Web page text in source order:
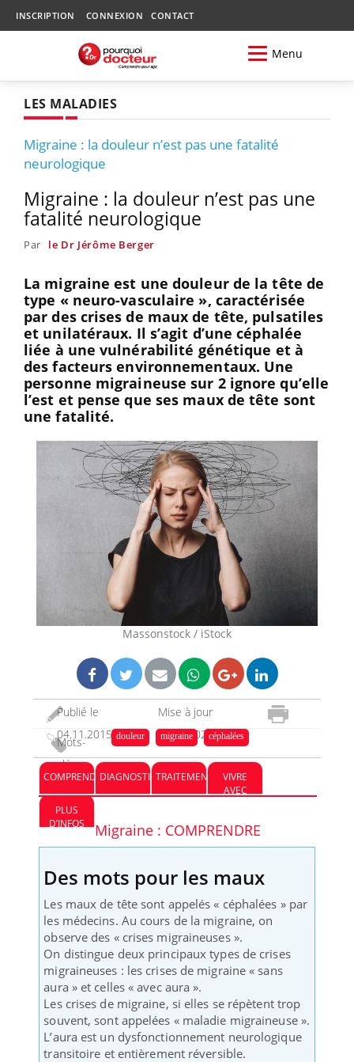
INSCRIPTION CONNEXION CONTACT
Menu
LES MALADIES
Migraine : la douleur n’est pas une fatalité
neurologique
Migraine : la douleur n’est pas une
fatalité neurologique
Par le Dr Jérôme Berger
La migraine est une douleur de la tête de
type « neuro-vasculaire », caractérisée
par des crises de maux de tête, pulsatiles
et unilatéraux. Il s’agit d’une céphalée
liée à une vulnérabilité génétique et à
des facteurs environnementaux. Une
personne migraineuse sur 2 ignore qu’elle
l’est et pense que ses maux de tête sont
une fatalité.
Massonstock / iStock
Publié le
04.11.2015
Mise à jour
03.03.2023
Mots-
clés :
douleur migraine céphalées
COMPRENDREDIAGNOSTICTRAITEMENT
VIVRE
AVEC
PLUS
D’INFOS
Migraine : COMPRENDRE
Des mots pour les maux
Les maux de tête sont appelés « céphalées » par
les médecins. Au cours de la migraine, on
observe des « crises migraineuses ».
On distingue deux principaux types de crises
migraineuses : les crises de migraine « sans
aura » et celles « avec aura ».
Les crises de migraine, si elles se répètent trop
souvent, sont appelées « maladie migraineuse ».
L’aura est un dysfonctionnement neurologique
transitoire et entièrement réversible.